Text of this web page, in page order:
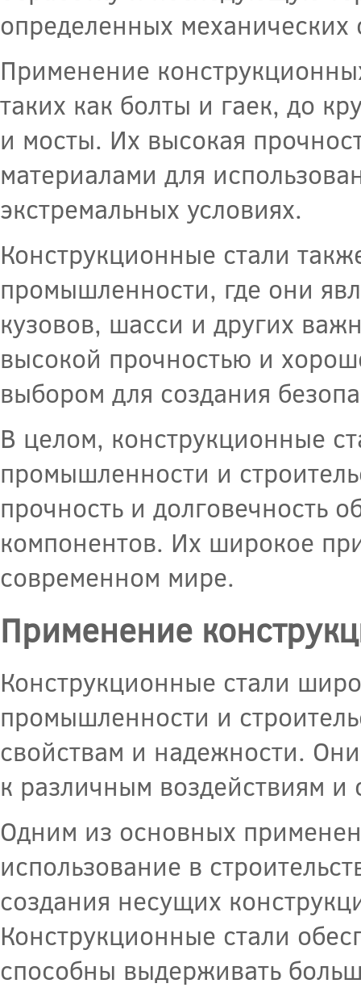
определенных механических
Применение
таких как болты и гаек, до
и мосты. Их высокая
материалами для
экстремальных условиях.
Конструкционные стали
промышленности, где они
кузовов, шасси и других
высокой прочностью и
выбором для создания
В целом, конструкционные
промышленности и
прочность и долговечность
компонентов. Их широкое
современном мире.
Применение
Конструкционные стали
промышленности и
свойствам и надежности.
к различным воздействиям и
Одним из основных
использование в
создания несущих
Конструкционные стали
способны выдерживать